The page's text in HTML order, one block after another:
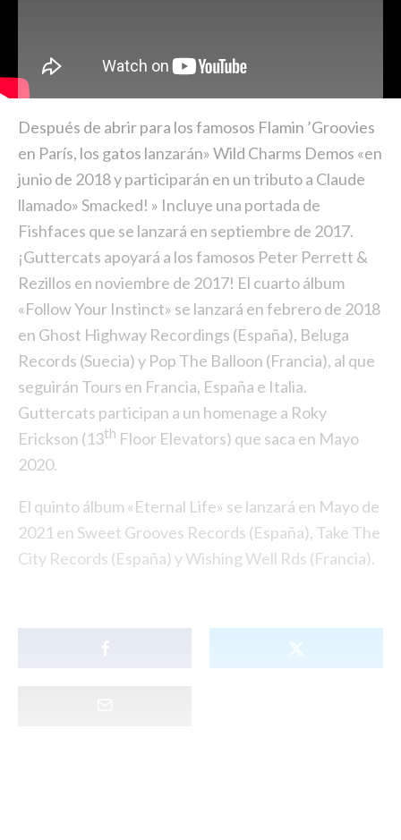
Después de abrir para los famosos Flamin ’Groovies
en París, los gatos lanzarán» Wild Charms Demos «en
junio de 2018 y participarán en un tributo a Claude
llamado» Smacked! » Incluye una portada de
Fishfaces que se lanzará en septiembre de 2017.
¡Guttercats apoyará a los famosos Peter Perrett &
Rezillos en noviembre de 2017! El cuarto álbum
«Follow Your Instinct» se lanzará en febrero de 2018
en Ghost Highway Recordings (España), Beluga
Records (Suecia) y Pop The Balloon (Francia), al que
seguirán Tours en Francia, España e Italia.
Guttercats participan a un homenage a Roky
Erickson (13th Floor Elevators) que saca en Mayo
2020.
El quinto álbum «Eternal Life» se lanzará en Mayo de
2021 en Sweet Grooves Records (España), Take The
City Records (España) y Wishing Well Rds (Francia).